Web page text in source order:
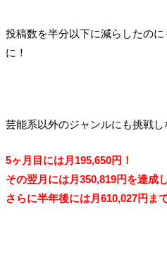
投稿数を半分以下に減らしたの
に！
芸能系以外のジャンルにも挑戦し
5ヶ月目には月195,650円！
その翌月には月350,819円を達成し
さらに半年後には月610,027円ま